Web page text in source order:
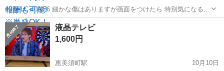
40型 LC-40AE6 細かな傷はありますが画面をつけたら 特別気になるよ
うなところはありません。 リモコンは新品です 近くであれば配送ご相
談乗ります。 その場合はプラス500円です。
大阪 大阪市 恵美須町駅
液晶テレビ
1,600円
恵美須町駅
10月10日